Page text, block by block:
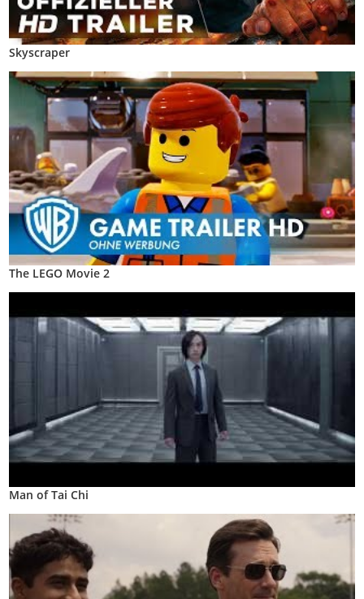
Skyscraper
The LEGO Movie 2
Man of Tai Chi